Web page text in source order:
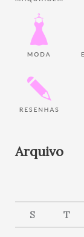
Arquivo
S T